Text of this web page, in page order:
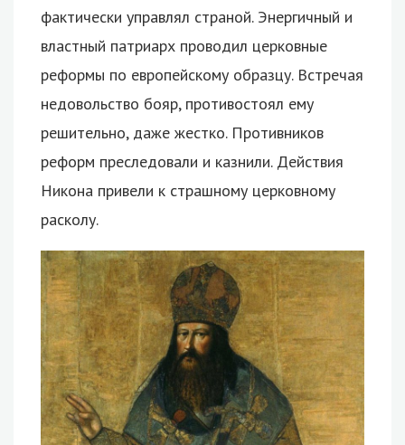
фактически управлял страной. Энергичный и
властный патриарх проводил церковные
реформы по европейскому образцу. Встречая
недовольство бояр, противостоял ему
решительно, даже жестко. Противников
реформ преследовали и казнили. Действия
Никона привели к страшному церковному
расколу.